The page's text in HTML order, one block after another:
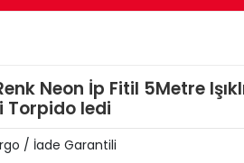
Neon İp Fitil 5Metre
Torpido ledi
/ İade Garantili